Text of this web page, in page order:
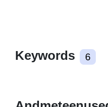
Keywords 6